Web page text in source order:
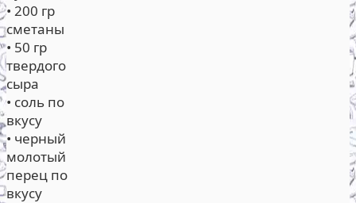
• 200 гр
сметаны
• 50 гр
твердого
сыра
• соль по
вкусу
• черный
молотый
перец по
вкусу